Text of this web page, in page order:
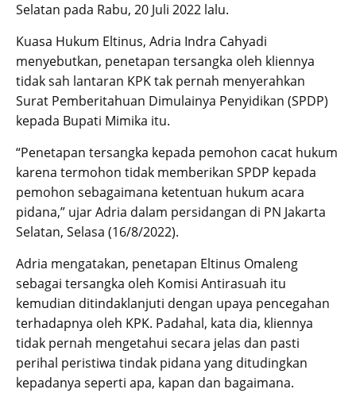
Selatan pada Rabu, 20 Juli 2022 lalu.
Kuasa Hukum Eltinus, Adria Indra Cahyadi
menyebutkan, penetapan tersangka oleh kliennya
tidak sah lantaran KPK tak pernah menyerahkan
Surat Pemberitahuan Dimulainya Penyidikan (SPDP)
kepada Bupati Mimika itu.
“Penetapan tersangka kepada pemohon cacat hukum
karena termohon tidak memberikan SPDP kepada
pemohon sebagaimana ketentuan hukum acara
pidana,” ujar Adria dalam persidangan di PN Jakarta
Selatan, Selasa (16/8/2022).
Adria mengatakan, penetapan Eltinus Omaleng
sebagai tersangka oleh Komisi Antirasuah itu
kemudian ditindaklanjuti dengan upaya pencegahan
terhadapnya oleh KPK. Padahal, kata dia, kliennya
tidak pernah mengetahui secara jelas dan pasti
perihal peristiwa tindak pidana yang ditudingkan
kepadanya seperti apa, kapan dan bagaimana.